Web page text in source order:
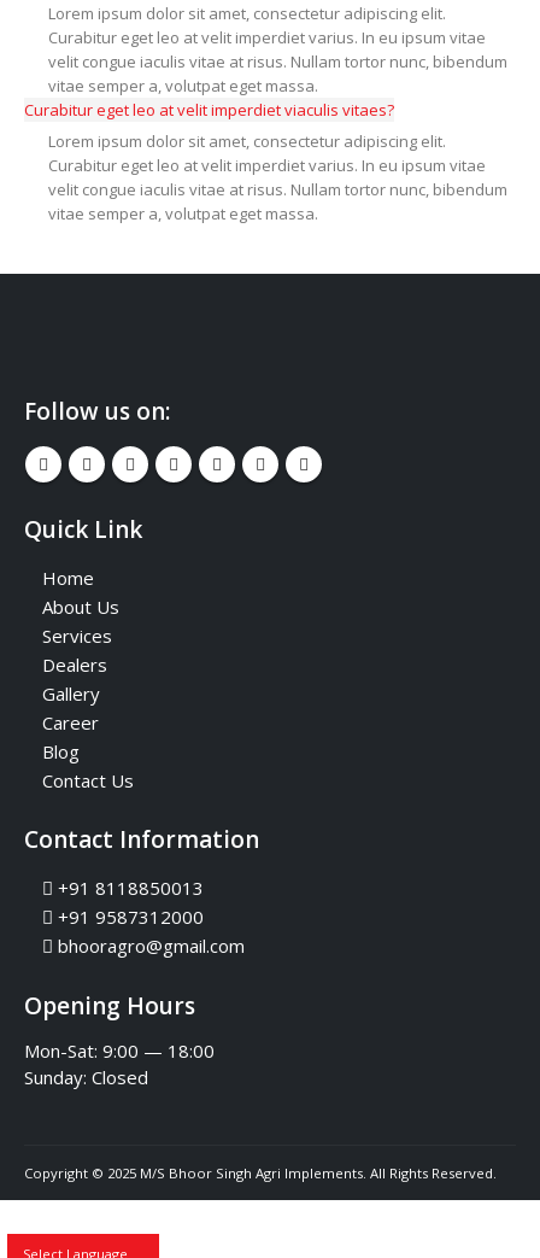
Lorem ipsum dolor sit amet, consectetur adipiscing elit.
Curabitur eget leo at velit imperdiet varius. In eu ipsum vitae
velit congue iaculis vitae at risus. Nullam tortor nunc, bibendum
vitae semper a, volutpat eget massa.
Curabitur eget leo at velit imperdiet viaculis vitaes?
Lorem ipsum dolor sit amet, consectetur adipiscing elit.
Curabitur eget leo at velit imperdiet varius. In eu ipsum vitae
velit congue iaculis vitae at risus. Nullam tortor nunc, bibendum
vitae semper a, volutpat eget massa.
Follow us on:
Quick Link
Home
About Us
Services
Dealers
Gallery
Career
Blog
Contact Us
Contact Information
+91 8118850013
+91 9587312000
bhooragro@gmail.com
Opening Hours
Mon-Sat: 9:00 — 18:00
Sunday: Closed
Copyright © 2025 M/S Bhoor Singh Agri Implements. All Rights Reserved.